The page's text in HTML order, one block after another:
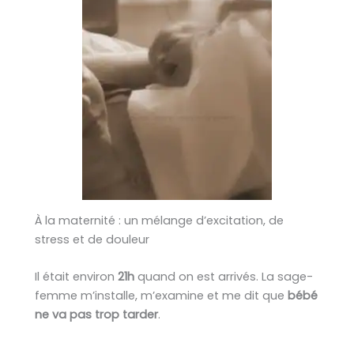
À la maternité : un mélange d’excitation, de
stress et de douleur
Il était environ 21h quand on est arrivés. La sage-
femme m’installe, m’examine et me dit que bébé
ne va pas trop tarder.